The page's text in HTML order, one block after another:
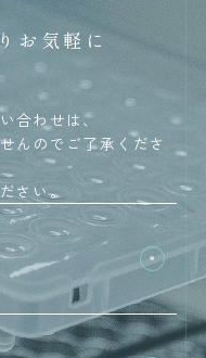
お気軽に
合わせは、
んのでご了承くださ
さい。